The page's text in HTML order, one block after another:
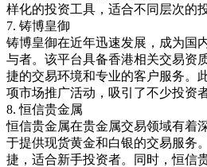
样化的投资工具，适合不同层次的
7. 铸博皇御
铸博皇御在近年迅速发展，成为国
与者。该平台具备香港相关交易资
捷的交易环境和专业的客户服务。
项市场推广活动，吸引了不少投资
8.恒信贵金属
恒信贵金属在贵金属交易领域有着
于提供现货黄金和白银的交易服务
捷，适合新手投资者。同时，恒信